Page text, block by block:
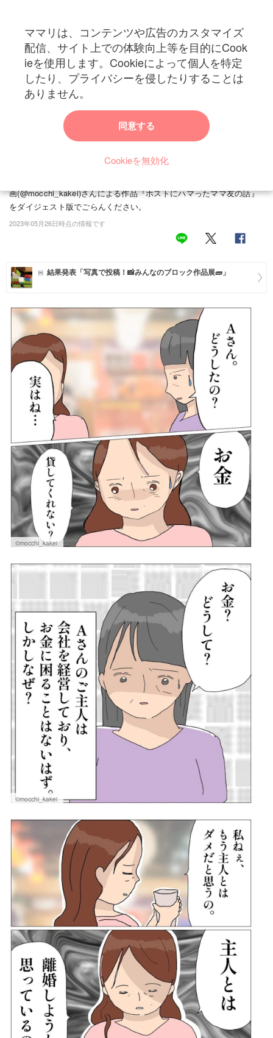
ママリは、コンテンツや広告のカスタマイズ
配信、サイト上での体験向上等を目的にCook
ieを使用します。Cookieによって個人を特定
したり、プライバシーを侵したりすることは
ありません。
同意する
Cookieを無効化
ママリ
カテゴリー一覧
妊活
妊娠
赤ちゃん・育児
病院
住まい
トレンド・イベント
トップ トレンド・イベント エンターテイメント 「お金は貸せない」…ホ
「お金は貸せない」…ホストにハマったママ友
に、最後の忠告とお別れをしたエピソード
お互い子育てが一段落し、疎遠になっていたAさんと主人公。ある
日、偶然再会し、以前のように交流するようになります。ですが、す
しく、主人公は振り回されるように…。そして、ある日、Aさんは主
画(@mocchi_kakei)さんによる作品『ホストにハマったママ友の話』
をダイジェスト版でごらんください。
2023年05月26日時点の情報です
結果発表「写真で投稿！📸みんなのブロック作品展🧱」
©mocchi_kakei
©mocchi_kakei